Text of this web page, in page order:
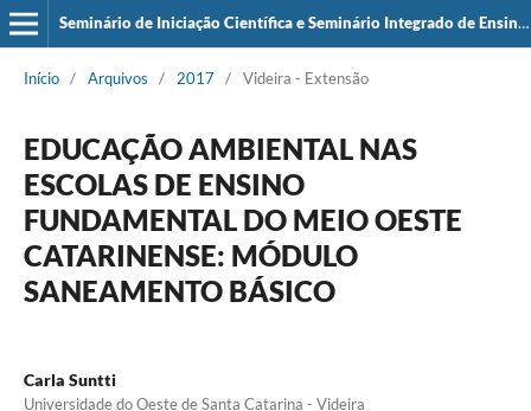
Seminário de Iniciação Científica e Seminário Integrado de Ensino, Pesquisa e Extensão (SIEPE)
Início / Arquivos / 2017 / Videira - Extensão
EDUCAÇÃO AMBIENTAL NAS
ESCOLAS DE ENSINO
FUNDAMENTAL DO MEIO OESTE
CATARINENSE: MÓDULO
SANEAMENTO BÁSICO
Carla Suntti
Universidade do Oeste de Santa Catarina - Videira